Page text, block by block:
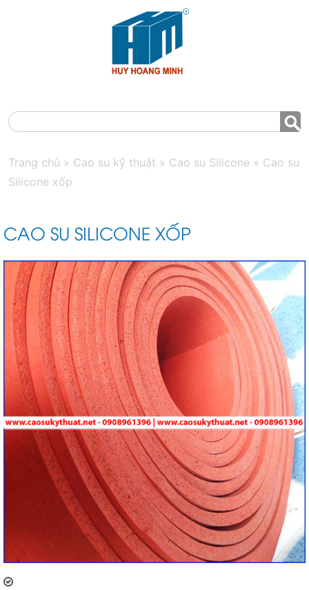
Trang chủ » Cao su kỹ thuật » Cao su Silicone » Cao su
Silicone xốp
CAO SU SILICONE XỐP